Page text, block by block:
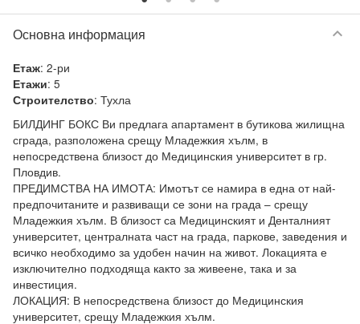
Основна информация keyboard_arrow_down
Етаж: 2-ри
Етажи: 5
Строителство: Тухла
БИЛДИНГ БОКС Ви предлага апартамент в бутикова жилищна
сграда, разположена срещу Младежкия хълм, в
непосредствена близост до Медицинския университет в гр.
Пловдив.
ПРЕДИМСТВА НА ИМОТА: Имотът се намира в една от най-
предпочитаните и развиващи се зони на града – срещу
Младежкия хълм. В близост са Медицинският и Денталният
университет, централната част на града, паркове, заведения и
всичко необходимо за удобен начин на живот. Локацията е
изключително подходяща както за живеене, така и за
инвестиция.
ЛОКАЦИЯ: В непосредствена близост до Медицинския
университет, срещу Младежкия хълм.